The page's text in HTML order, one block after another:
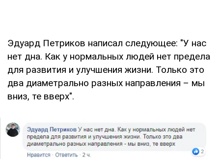
Эдуард Петриков написал следующее: "У нас
нет дна. Как у нормальных людей нет предела
для развития и улучшения жизни. Только это
два диаметрально разных направления – мы
вниз, те вверх".